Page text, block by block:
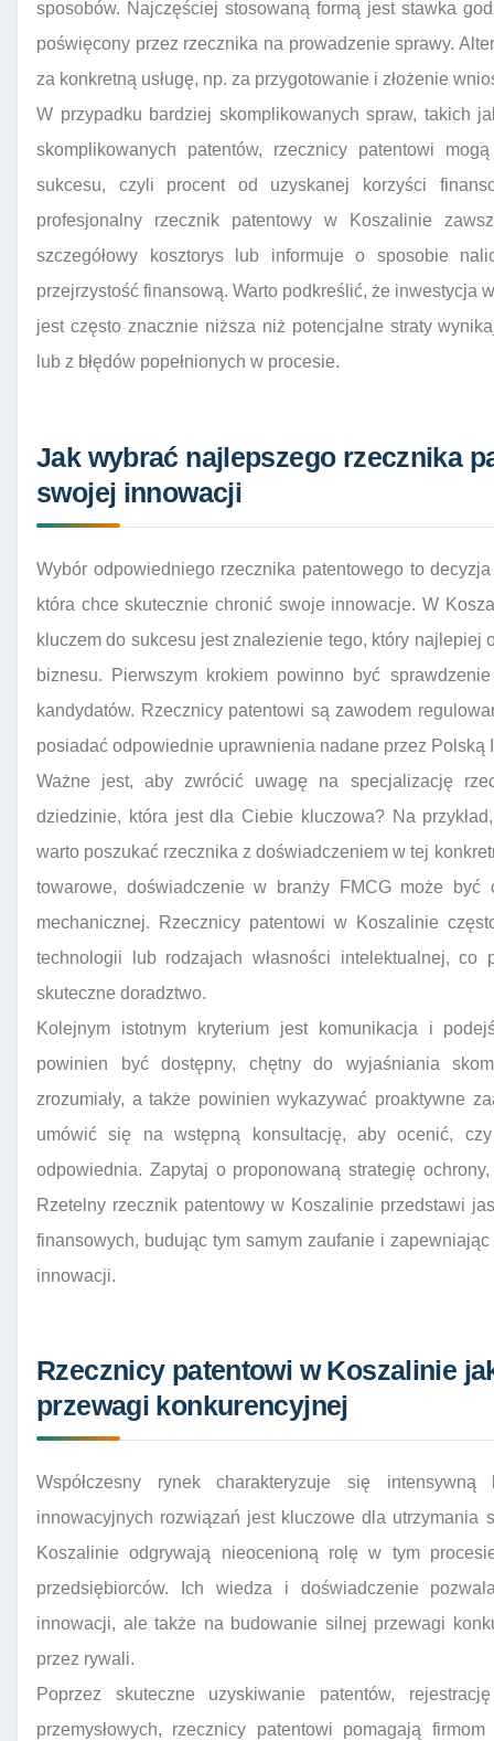
sposobów. Najczęściej stosowaną formą jest stawka
poświęcony przez rzecznika na prowadzenie sprawy.
za konkretną usługę, np. za przygotowanie i złożenie
W przypadku bardziej skomplikowanych spraw, takich
skomplikowanych patentów, rzecznicy patentowi
sukcesu, czyli procent od uzyskanej korzyści
profesjonalny rzecznik patentowy w Koszalinie
szczegółowy kosztorys lub informuje o sposobie
przejrzystość finansową. Warto podkreślić, że inwestycja
jest często znacznie niższa niż potencjalne straty
lub z błędów popełnionych w procesie.
Jak wybrać najlepszego rzecznika
swojej innowacji
Wybór odpowiedniego rzecznika patentowego to
która chce skutecznie chronić swoje innowacje. W
kluczem do sukcesu jest znalezienie tego, który najlepiej
biznesu. Pierwszym krokiem powinno być
kandydatów. Rzecznicy patentowi są zawodem
posiadać odpowiednie uprawnienia nadane przez Polską
Ważne jest, aby zwrócić uwagę na specjalizację
dziedzinie, która jest dla Ciebie kluczowa? Na
warto poszukać rzecznika z doświadczeniem w tej
towarowe, doświadczenie w branży FMCG może
mechanicznej. Rzecznicy patentowi w Koszalinie
technologii lub rodzajach własności intelektualnej,
skuteczne doradztwo.
Kolejnym istotnym kryterium jest komunikacja i
powinien być dostępny, chętny do wyjaśniania
zrozumiały, a także powinien wykazywać proaktywne
umówić się na wstępną konsultację, aby ocenić,
odpowiednia. Zapytaj o proponowaną strategię
Rzetelny rzecznik patentowy w Koszalinie przedstawi
finansowych, budując tym samym zaufanie i
innowacji.
Rzecznicy patentowi w Koszalinie
przewagi konkurencyjnej
Współczesny rynek charakteryzuje się
innowacyjnych rozwiązań jest kluczowe dla
Koszalinie odgrywają nieocenioną rolę w tym
przedsiębiorców. Ich wiedza i doświadczenie
innowacji, ale także na budowanie silnej przewagi
przez rywali.
Poprzez skuteczne uzyskiwanie patentów,
przemysłowych, rzecznicy patentowi pomagają